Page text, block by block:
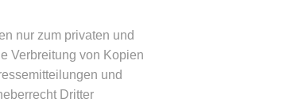
nur zum privaten und
Verbreitung von Kopien
und
Dritter